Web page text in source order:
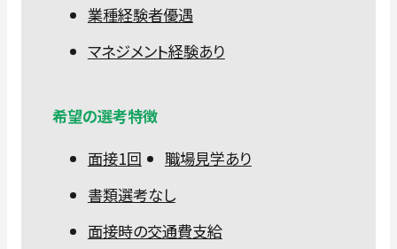
業種経験者優遇
マネジメント経験あり
希望の選考特徴
面接1回
職場見学あり
書類選考なし
面接時の交通費支給